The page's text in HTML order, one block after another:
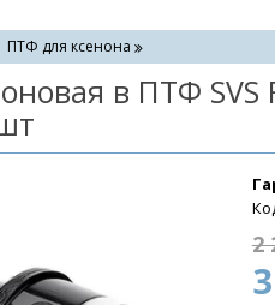
ПТФ для ксенона
в ПТФ
2